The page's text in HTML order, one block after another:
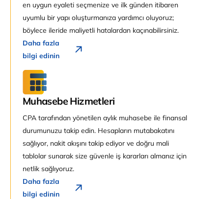
en uygun eyaleti seçmenize ve ilk günden itibaren
uyumlu bir yapı oluşturmanıza yardımcı oluyoruz;
böylece ileride maliyetli hatalardan kaçınabilirsiniz.
Daha fazla
bilgi edinin
Muhasebe Hizmetleri
CPA tarafından yönetilen aylık muhasebe ile finansal
durumunuzu takip edin. Hesapların mutabakatını
sağlıyor, nakit akışını takip ediyor ve doğru mali
tablolar sunarak size güvenle iş kararları almanız için
netlik sağlıyoruz.
Daha fazla
bilgi edinin